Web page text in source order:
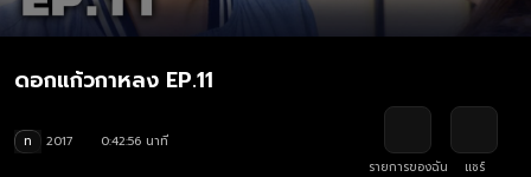
ดอกแก้วกาหลง EP.11
ท 2017
0:42:56 นาที
รายการของฉัน
แชร์